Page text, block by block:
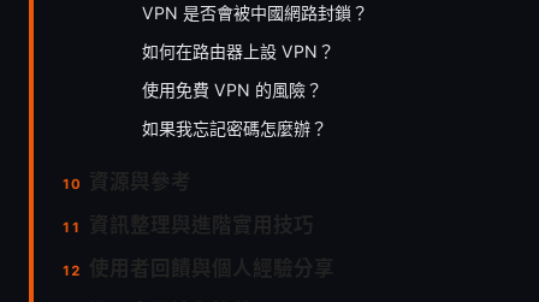
VPN 是否會被中國網路封鎖？
如何在路由器上設 VPN？
使用免費 VPN 的風險？
如果我忘記密碼怎麼辦？